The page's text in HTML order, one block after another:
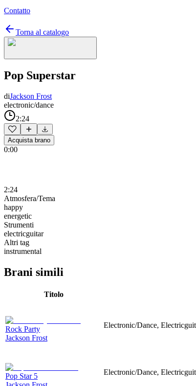
Contatto
Torna al catalogo
Pop Superstar
diJackson Frost
electronic/dance
2:24
Acquista brano
0:00
2:24
Atmosfera/Tema
happy
energetic
Strumenti
electricguitar
Altri tag
instrumental
Brani simili
Titolo
Rock Party
Jackson Frost
Electronic/Dance,
Pop Star 5
Electronic/Dance,